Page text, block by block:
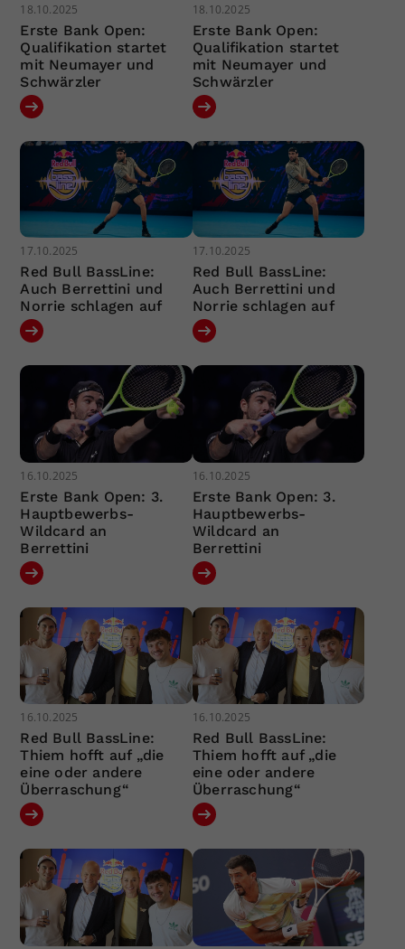
18.10.2025
Erste Bank Open:
Qualifikation startet
mit Neumayer und
Schwärzler
18.10.2025
Erste Bank Open:
Qualifikation startet
mit Neumayer und
Schwärzler
17.10.2025
Red Bull BassLine:
Auch Berrettini und
Norrie schlagen auf
17.10.2025
Red Bull BassLine:
Auch Berrettini und
Norrie schlagen auf
16.10.2025
Erste Bank Open: 3.
Hauptbewerbs-
Wildcard an
Berrettini
16.10.2025
Erste Bank Open: 3.
Hauptbewerbs-
Wildcard an
Berrettini
16.10.2025
Red Bull BassLine:
Thiem hofft auf „die
eine oder andere
Überraschung“
16.10.2025
Red Bull BassLine:
Thiem hofft auf „die
eine oder andere
Überraschung“